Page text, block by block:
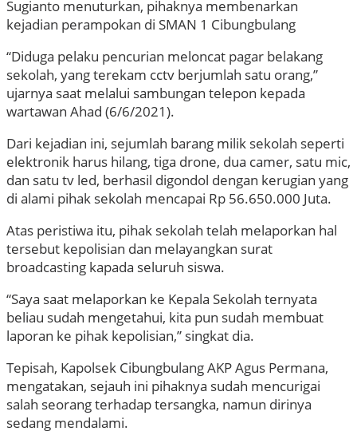
Sugianto menuturkan, pihaknya membenarkan
kejadian perampokan di SMAN 1 Cibungbulang
“Diduga pelaku pencurian meloncat pagar belakang
sekolah, yang terekam cctv berjumlah satu orang,”
ujarnya saat melalui sambungan telepon kepada
wartawan Ahad (6/6/2021).
Dari kejadian ini, sejumlah barang milik sekolah seperti
elektronik harus hilang, tiga drone, dua camer, satu mic,
dan satu tv led, berhasil digondol dengan kerugian yang
di alami pihak sekolah mencapai Rp 56.650.000 Juta.
Atas peristiwa itu, pihak sekolah telah melaporkan hal
tersebut kepolisian dan melayangkan surat
broadcasting kapada seluruh siswa.
“Saya saat melaporkan ke Kepala Sekolah ternyata
beliau sudah mengetahui, kita pun sudah membuat
laporan ke pihak kepolisian,” singkat dia.
Tepisah, Kapolsek Cibungbulang AKP Agus Permana,
mengatakan, sejauh ini pihaknya sudah mencurigai
salah seorang terhadap tersangka, namun dirinya
sedang mendalami.